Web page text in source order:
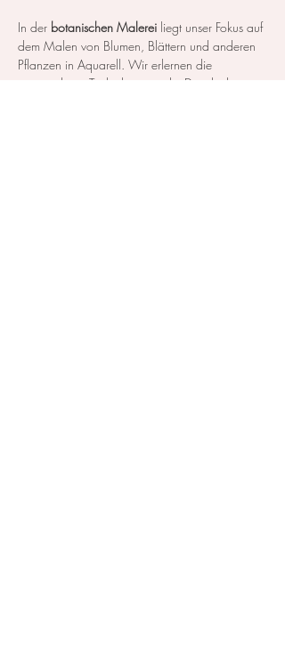
In der botanischen Malerei liegt unser Fokus auf
dem Malen von Blumen, Blättern und anderen
Pflanzen in Aquarell. Wir erlernen die
notwendigen Techniken, um die Details der